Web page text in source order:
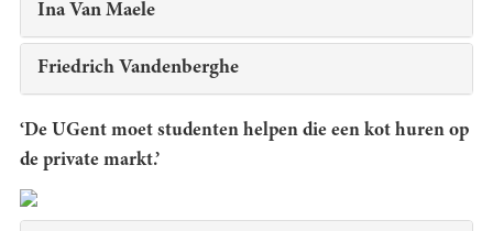
Ina Van Maele
Friedrich Vandenberghe
‘De UGent moet studenten helpen die een kot huren op
de private markt.’